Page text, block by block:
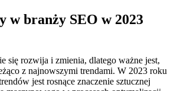
w branży SEO w 2023
się rozwija i zmienia, dlatego ważne jest,
z najnowszymi trendami. W 2023 roku
jest rosnące znaczenie sztucznej